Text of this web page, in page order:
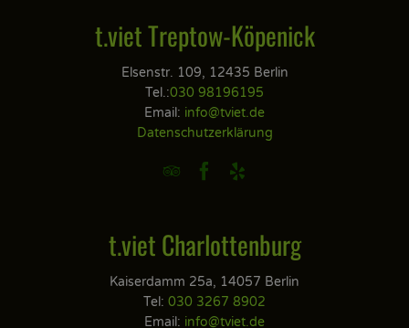
t.viet Treptow-Köpenick
Elsenstr. 109, 12435 Berlin
Tel.:030 98196195
Email: info@tviet.de
Datenschutzerklärung
  
t.viet Charlottenburg
Kaiserdamm 25a, 14057 Berlin
Tel: 030 3267 8902
Email: info@tviet.de